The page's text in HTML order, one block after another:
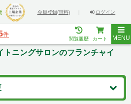
会員登録(無料) | ログイン
件
閲覧履歴 カート MENU
トニングサロンのフランチャイ